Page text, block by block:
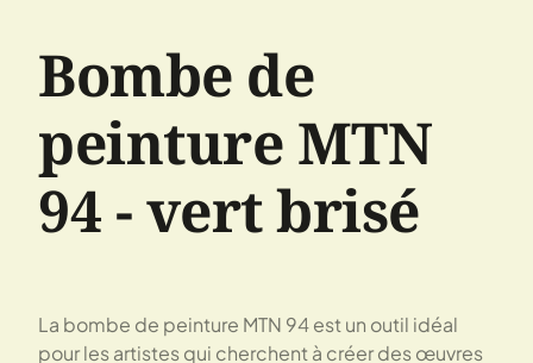
Bombe de
peinture MTN
94 - vert brisé
La bombe de peinture MTN 94 est un outil idéal
pour les artistes qui cherchent à créer des œuvres